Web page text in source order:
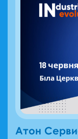
Атон